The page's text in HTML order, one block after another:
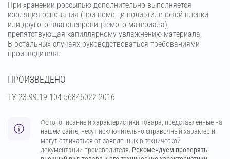
При хранении россыпью дополнительно выполняется
изоляция основания (при помощи полиэтиленовой пленки
или другого влагонепроницаемого материала),
препятствующая капиллярному увлажнению материала.
В остальных случаях руководствоваться требованиями
производителя.
ПРОИЗВЕДЕНО
ТУ 23.99.19-104-56846022-2016
Фото, описание и характеристики товара, представленные на
нашем сайте, несут исключительно справочный характер и
могут отличаться от заявленных в технической
документации производителя. Рекомендуем проверять